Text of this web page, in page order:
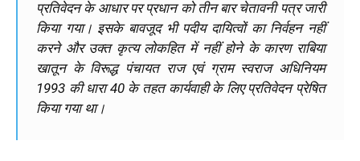
प्रतिवेदन के आधार पर प्रधान को तीन बार चेतावनी पत्र जारी
किया गया। इसके बावजूद भी पदीय दायित्वों का निर्वहन नहीं
करने और उक्त कृत्य लोकहित में नहीं होने के कारण राबिया
खातून के विरूद्ध पंचायत राज एवं ग्राम स्वराज अधिनियम
1993 की धारा 40 के तहत कार्यवाही के लिए प्रतिवेदन प्रेषित
किया गया था।